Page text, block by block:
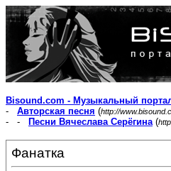
Bisound.com - Музыкальный
- Авторская песня (http://
- -
Песни Вячеслава Серёгина(
Фанатка